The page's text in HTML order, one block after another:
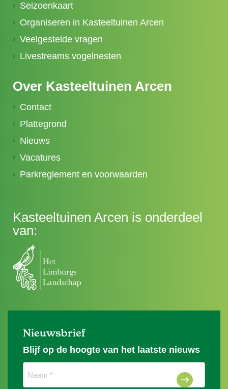
Seizoenkaart
Organiseren in Kasteeltuinen Arcen
Veelgestelde vragen
Livestreams vogelnesten
Over Kasteeltuinen Arcen
Contact
Plattegrond
Nieuws
Vacatures
Parkreglement en voorwaarden
Kasteeltuinen Arcen is onderdeel
van:
Nieuwsbrief
Blijf op de hoogte van het laatste nieuws